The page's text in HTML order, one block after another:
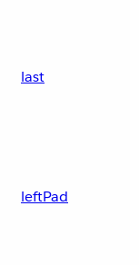
last
leftPad